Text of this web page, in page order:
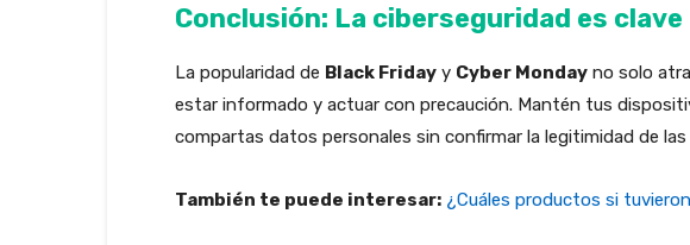
Conclusión: La ciberseguridad es clave
La popularidad de Black Friday y Cyber Monday no solo
estar informado y actuar con precaución. Mantén tus
compartas datos personales sin confirmar la legitimidad de
También te puede interesar: ¿Cuáles productos si